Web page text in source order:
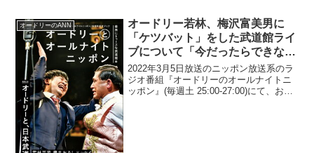
に出演して感じた「黒船感」に衝撃を
受...
オードリーのANN
オードリー若林、梅沢富美男に
「ケツバット」をした武道館ライ
ブについて「今だったらできな
い」と思う理由
2022年3月5日放送のニッポン放送系のラ
ジオ番組『オードリーのオールナイトニ
ッポン』(毎週土 25:00-27:00)にて、お笑